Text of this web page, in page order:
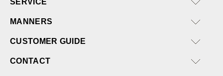
SERVICE
MANNERS
CUSTOMER GUIDE
CONTACT